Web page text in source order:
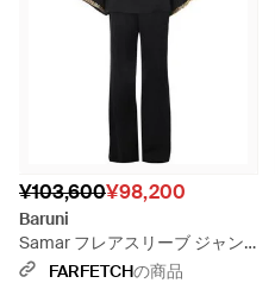
¥103,600¥98,200
Baruni
Samar フレアスリーブ ジャン
プスーツ - ブラック
FARFETCHの商品